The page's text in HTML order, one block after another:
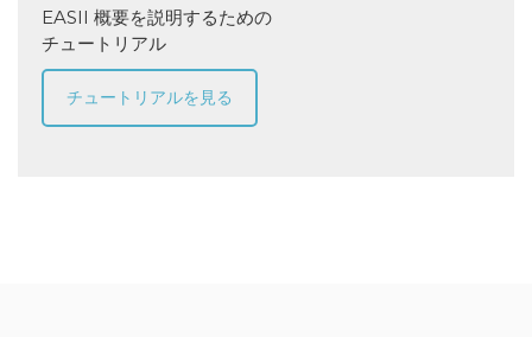
EASII 概要を説明するための
チュートリアル
チュートリアルを見る